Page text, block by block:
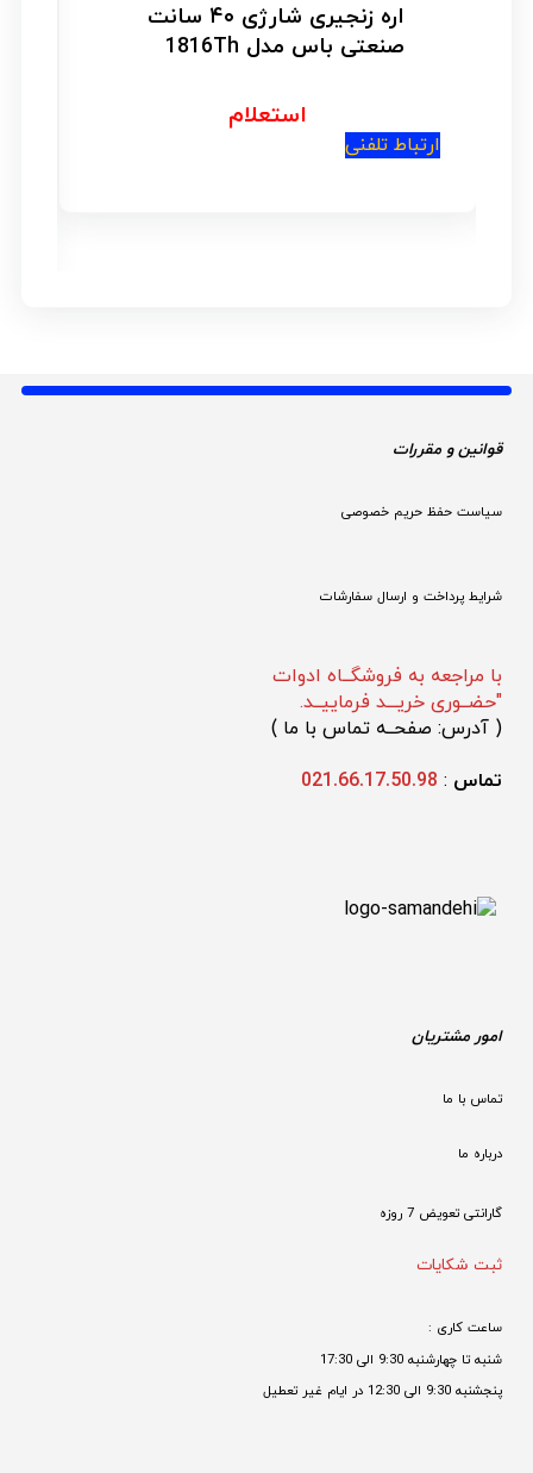
اره زنجیری شارژی ۴۰ سانت
صنعتی باس مدل 1816Th
استعلام
ارتباط تلفنی
قوانین و مقررات
سیاست حفظ حریم خصوصی
شرایط پرداخت و ارسال سفارشات
با مراجعه به فروشگــاه ادوات
"حضــوری خریـــد فرماییــد.
( آدرس: صفحــه تماس با ما )
تماس :
021.66.17.50.98
امور مشتریان
تماس با ما
درباره ما
گارانتی تعویض 7 روزه
ثبت شکایات
ساعت کاری :
شنبه تا چهارشنبه 9:30 الی 17:30
پنجشنبه 9:30 الی 12:30 در ایام غیر تعطیل